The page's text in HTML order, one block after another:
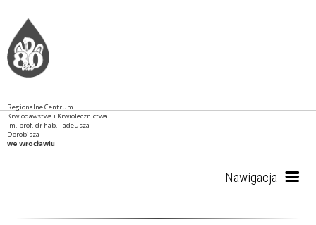
Regionalne Centrum
Krwiodawstwa i Krwiolecznictwa
im. prof. dr hab. Tadeusza
Dorobisza
we Wrocławiu
Nawigacja